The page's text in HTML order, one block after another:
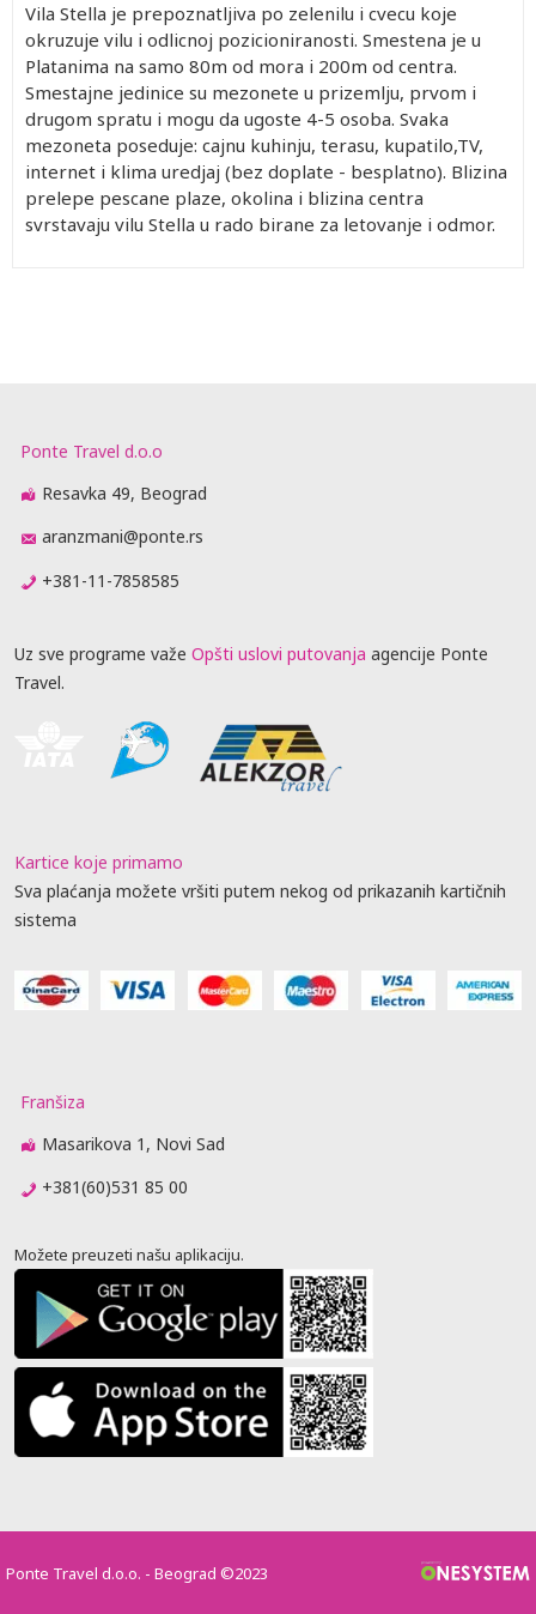
Vila Stella je prepoznatljiva po zelenilu i cvecu koje
okruzuje vilu i odlicnoj pozicioniranosti. Smestena je u
Platanima na samo 80m od mora i 200m od centra.
Smestajne jedinice su mezonete u prizemlju, prvom i
drugom spratu i mogu da ugoste 4-5 osoba. Svaka
mezoneta poseduje: cajnu kuhinju, terasu, kupatilo,TV,
internet i klima uredjaj (bez doplate - besplatno). Blizina
prelepe pescane plaze, okolina i blizina centra
svrstavaju vilu Stella u rado birane za letovanje i odmor.
Ponte Travel d.o.o
Resavka 49, Beograd
aranzmani@ponte.rs
+381-11-7858585
Uz sve programe važe Opšti uslovi putovanja agencije Ponte
Travel.
Kartice koje primamo
Sva plaćanja možete vršiti putem nekog od prikazanih kartičnih
sistema
Franšiza
Masarikova 1, Novi Sad
+381(60)531 85 00
Možete preuzeti našu aplikaciju.
Ponte Travel d.o.o. - Beograd ©2023